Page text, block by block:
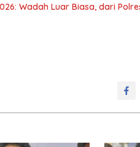
Wadah Luar Biasa, dari